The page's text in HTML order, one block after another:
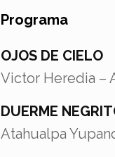
Programa
OJOS DE CIELO
Victor Heredia –
DUERME
Atahualpa